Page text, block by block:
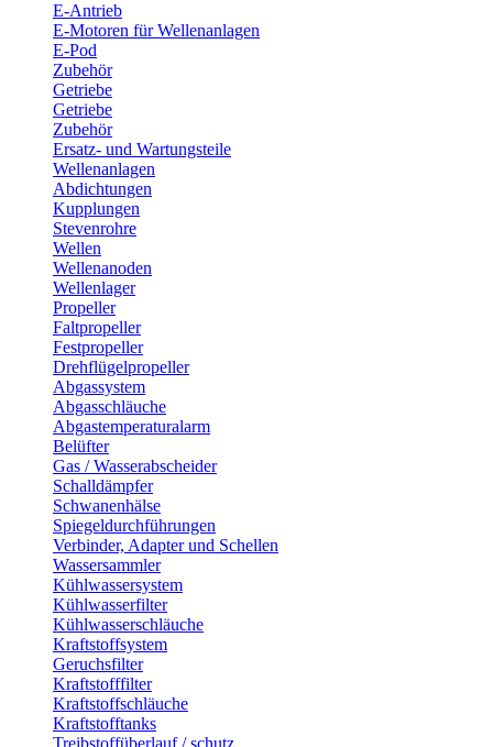
E-Antrieb
E-Motoren für Wellenanlagen
E-Pod
Zubehör
Getriebe
Getriebe
Zubehör
Ersatz- und Wartungsteile
Wellenanlagen
Abdichtungen
Kupplungen
Stevenrohre
Wellen
Wellenanoden
Wellenlager
Propeller
Faltpropeller
Festpropeller
Drehflügelpropeller
Abgassystem
Abgasschläuche
Abgastemperaturalarm
Belüfter
Gas / Wasserabscheider
Schalldämpfer
Schwanenhälse
Spiegeldurchführungen
Verbinder, Adapter und Schellen
Wassersammler
Kühlwassersystem
Kühlwasserfilter
Kühlwasserschläuche
Kraftstoffsystem
Geruchsfilter
Kraftstofffilter
Kraftstoffschläuche
Kraftstofftanks
Treibstoffüberlauf / schutz